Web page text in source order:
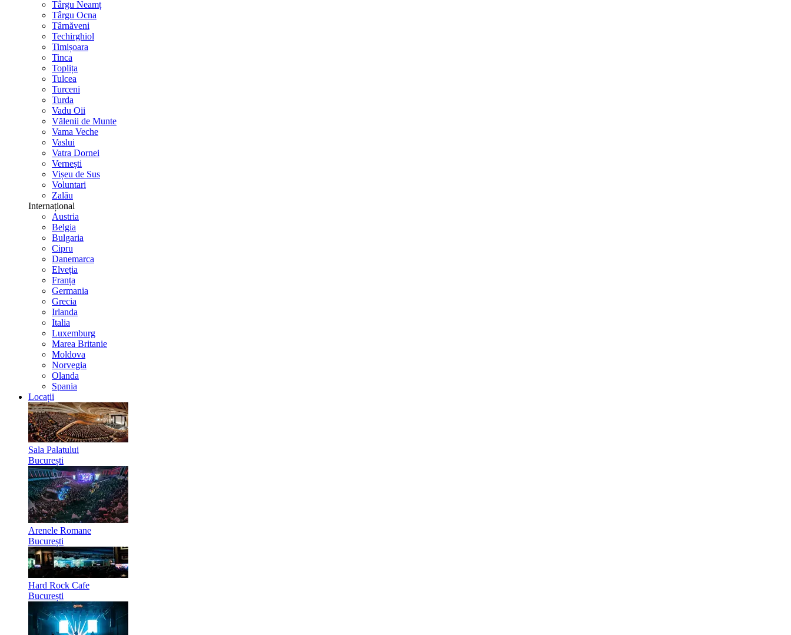
Târgu Neamț
Târgu Ocna
Târnăveni
Techirghiol
Timișoara
Tinca
Toplița
Tulcea
Turceni
Turda
Vadu Oii
Vălenii de Munte
Vama Veche
Vaslui
Vatra Dornei
Vernești
Vișeu de Sus
Voluntari
Zalău
Internațional
Austria
Belgia
Bulgaria
Cipru
Danemarca
Elveția
Franța
Germania
Grecia
Irlanda
Italia
Luxemburg
Marea Britanie
Moldova
Norvegia
Olanda
Spania
Locații
Sala Palatului
București
Arenele Romane
București
Hard Rock Cafe
București